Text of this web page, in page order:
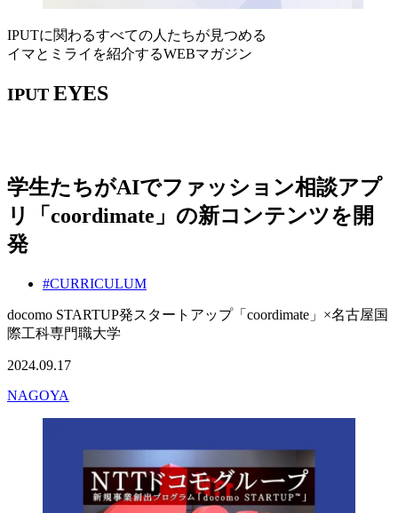
IPUTに関わるすべての人たちが見つめる
イマとミライを紹介するWEBマガジン
IPUT EYES
学生たちがAIでファッション相談アプ
リ「coordimate」の新コンテンツを開
発
#CURRICULUM
docomo STARTUP発スタートアップ「coordimate」×名古屋国
際工科専門職大学
2024.09.17
NAGOYA